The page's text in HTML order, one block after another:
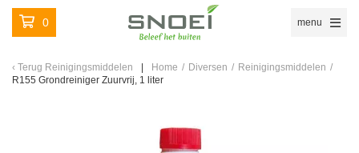
0 menu
Terug Reinigingsmiddelen Home / Diversen / Reinigingsmiddelen /
R155 Grondreiniger Zuurvrij, 1 liter